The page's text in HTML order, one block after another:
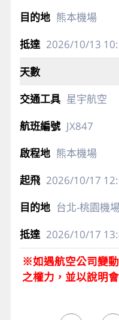
熊本機場
2026/10/13
星宇航空
JX847
熊本機場
2026/10/17
台北-桃園機
2026/10/17
※如遇航空公司變
之權力，並以說明